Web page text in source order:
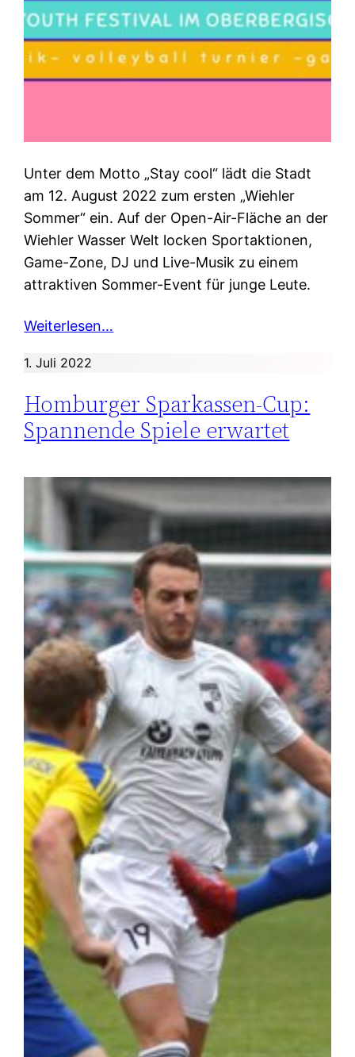
Unter dem Motto „Stay cool“ lädt die Stadt
am 12. August 2022 zum ersten „Wiehler
Sommer“ ein. Auf der Open-Air-Fläche an der
Wiehler Wasser Welt locken Sportaktionen,
Game-Zone, DJ und Live-Musik zu einem
attraktiven Sommer-Event für junge Leute.
Weiterlesen…
1. Juli 2022
Homburger Sparkassen-Cup:
Spannende Spiele erwartet